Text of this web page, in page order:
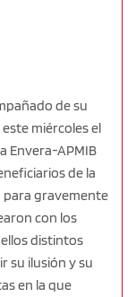
de su
miércoles el
Envera-APMIB
de la
para gravemente
con los
distintos
su ilusión y su
en la que